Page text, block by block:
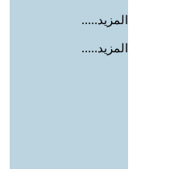
المزيد.....
المزيد.....